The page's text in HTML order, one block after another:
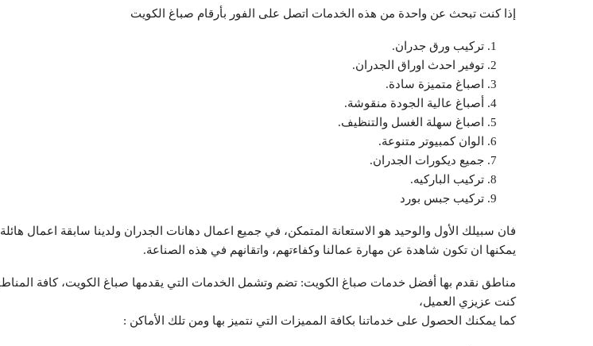
إذا كنت تبحث عن واحدة من هذه الخدمات اتصل على الفور بأرقام صباغ الكويت
تركيب ورق جدران.
توفير احدث اوراق الجدران.
اصباغ متميزة سادة.
أصباغ عالية الجودة منقوشة.
اصباغ سهلة الغسل والتنظيف.
الوان كمبيوتر متنوعة.
جميع ديكورات الجدران.
تركيب الباركيه.
تركيب جبس بورد
فان سبيلك الأول والوحيد هو الاستعانة المتمكن، في جميع اعمال دهانات الجدران ولدينا سابقة اعمال
يمكنها ان تكون شاهدة عن مهارة عمالنا وكفاءتهم، واتقانهم في هذه الصناعة.
مناطق نقدم بها أفضل خدمات صباغ الكويت: تضم وتشمل الخدمات التي يقدمها صباغ الكويت، كافة
كنت عزيزي العميل،
كما يمكنك الحصول على خدماتنا بكافة المميزات التي نتميز بها ومن تلك الأماكن :